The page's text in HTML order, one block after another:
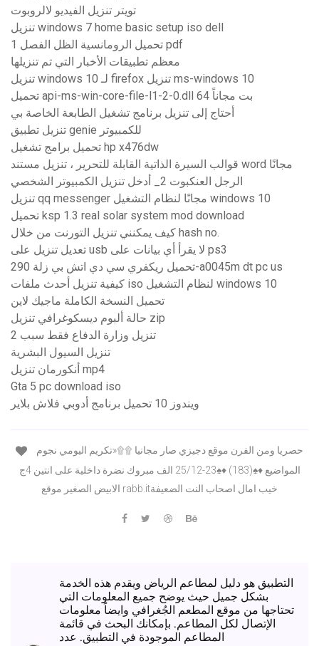
تويتر تنزيل الفيديو لالروبوت
تنزيل windows 7 home basic setup iso dell
تحميل الرومانسية الظل الفصل 1 pdf
معظم تطبيقات الأخبار التي تم تنزيلها
تنزيل windows 10 لـ firefox تنزيل ms-windows 10
تحميل api-ms-win-core-file-l1-2-0.dll 64 بت مجاناً
أحتاج إلى تنزيل برنامج تشغيل الطابعة الخاصة بي
تنزيل تطبيق genie للكمبيوتر
تحميل برامج تشغيل hp x476dw
قوالب السيرة الذاتية القابلة للتحرير ، تنزيل مستند word مجانًا
الرجل العنكبوت 2_ أدخل تنزيل الكمبيوتر الشخصي
تنزيل qq messenger مجانًا لنظام التشغيل windows 10
تحميل ksp 1.3 real solar system mod download
كيف يمكنني تنزيل التورنت من خلال hash no.
تعديل تنزيل على usb لا يقرأ أي بيانات على ps3
تحميل ريكفري سي دي اتش بي زلة 290-a0045m dt pc us
كيفية تنزيل أحدث ملفات iso لنظام التشغيل windows 10
تحميل النسخة الكاملة ماجيك لاين
حالة ألبوم ديسكوغرافي تنزيل zip
تنزيل وزارة الدفاع فقط سبب 2
تنزيل السيول البشرية
أنكورمان تنزيل mp4
Gta 5 pc download iso
ويندوز 10 تحميل برنامج أدوبي فلاش بلاير
المواضيع ♦♠(183) ♦♠23-25/12 الف مبروك نضرة داخلية على انتين 4ج
الابيض الصغير موقع rabb.itخيب امال اصحاب النت الضعيفة
التطبيق هو دليل لمطاعم الرياض ويقدم هذه الخدمة
بشكل جميل حيث يوضح جميع المعلومات التي
تحتاجها من موقع المطعم الجُغرافي وايضاً معلومات
الإتصال لكل المطاعم. بإمكانك البحث في قائمة
المطاعم الموجودة في التطبيق. عدد